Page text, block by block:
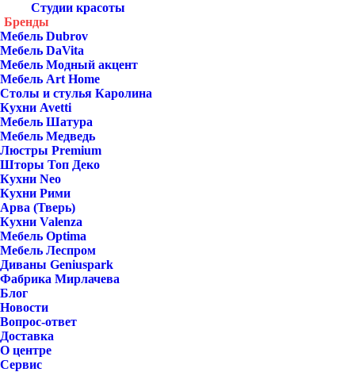
Студии красоты
Бренды
Мебель Dubrov
Мебель DaVita
Мебель Модный акцент
Мебель Art Home
Столы и стулья Каролина
Кухни Avetti
Мебель Шатура
Мебель Медведь
Люстры Premium
Шторы Топ Деко
Кухни Neo
Кухни Рими
Арва (Тверь)
Кухни Valenza
Мебель Optima
Мебель Леспром
Диваны Geniuspark
Фабрика Мирлачева
Блог
Новости
Вопрос-ответ
Доставка
О центре
Сервис